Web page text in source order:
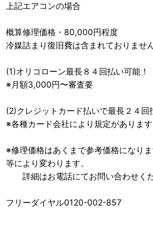
上記エアコンの場合
概算修理価格・80,000円程度
冷媒詰まり復旧費は含まれておりませ
(1)オリコローン最長８４回払い可能！
※月額3,000円〜審査要
(2)クレジットカード払いで最長２４回
※各種カード会社により規定があります
※修理価格はあくまで参考価格になり
等により変わります。
詳細はお電話にてお問い合わせくだ
フリーダイヤル0120-002-857